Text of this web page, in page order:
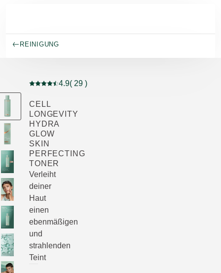
REINIGUNG
Aktuelle Bewertung: 4.9 von 5 Sternen bewertet von
4.9( 29 )
CELL
LONGEVITY
HYDRA
GLOW
SKIN
PERFECTING
TONER
Verleiht
deiner
Haut
einen
ebenmäßigen
und
strahlenden
Teint